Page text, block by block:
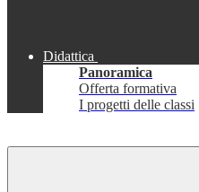
Didattica
Panoramica
Offerta formativa
I progetti delle classi